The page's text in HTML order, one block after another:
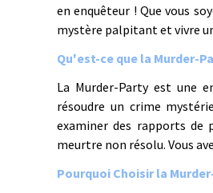
en enquêteur ! Que vous
mystère palpitant et vivre
Qu'est-ce que la Murder-
La Murder-Party est une
résoudre un crime
examiner des rapports de
meurtre non résolu. Vous
Pourquoi Choisir la